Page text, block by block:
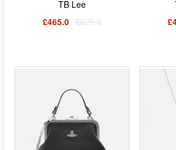
TB Lee
£465.0 £620.0